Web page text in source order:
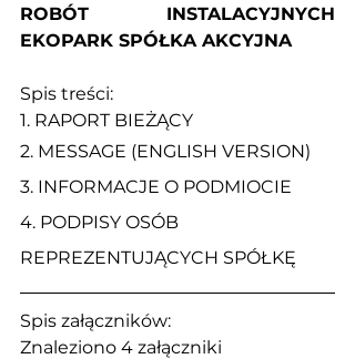
ROBÓT INSTALACYJNYCH
EKOPARK SPÓŁKA AKCYJNA
Spis treści:
1. RAPORT BIEŻĄCY
2. MESSAGE (ENGLISH VERSION)
3. INFORMACJE O PODMIOCIE
4. PODPISY OSÓB
REPREZENTUJĄCYCH SPÓŁKĘ
Spis załączników:
Znaleziono 4 załączniki